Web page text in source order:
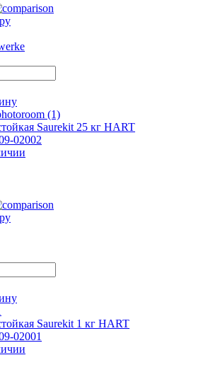
Saurekit 25 кг HART
02002
Saurekit 1 кг HART
02001